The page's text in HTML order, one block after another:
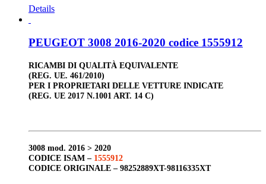
Details
PEUGEOT 3008 2016-2020 codice 1555912
RICAMBI DI QUALITÀ EQUIVALENTE
(REG. UE. 461/2010)
PER I PROPRIETARI DELLE VETTURE INDICATE
(REG. UE 2017 N.1001 ART. 14 C)
3008 mod. 2016 > 2020
CODICE ISAM – 1555912
CODICE ORIGINALE – 98252889XT-98116335XT